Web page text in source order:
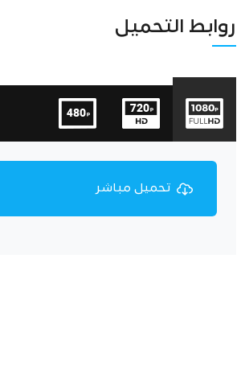
Unmute Settings
روابط التحميل
تحميل مباشر